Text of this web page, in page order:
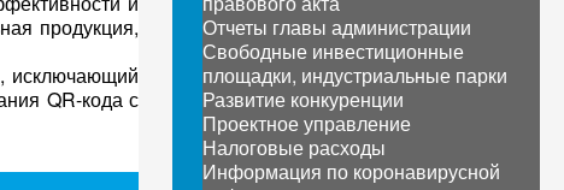
продукция,
исключающий
QR-кода с
Отчеты главы администрации
Свободные инвестиционные
площадки, индустриальные парки
Развитие конкуренции
Проектное управление
Налоговые расходы
Информация по коронавирусной